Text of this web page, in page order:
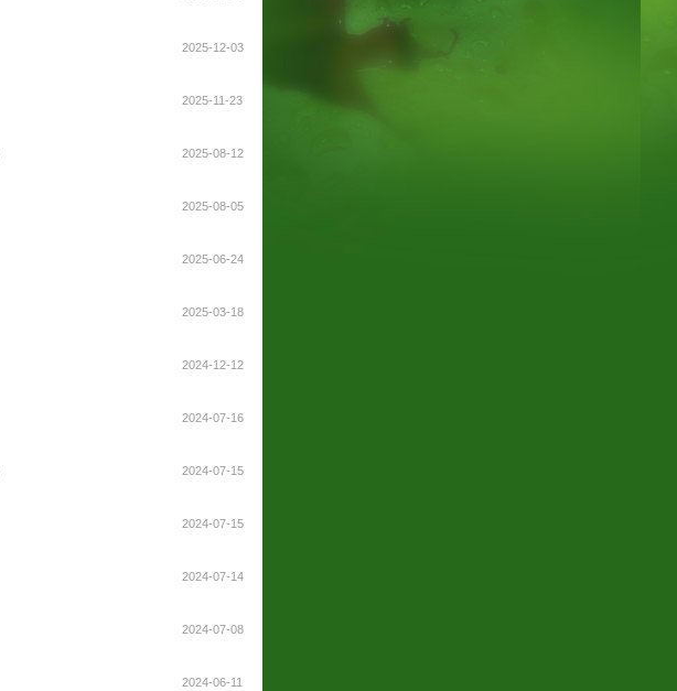
2025-12-03
2025-11-23
2025-08-12
2025-08-05
2025-06-24
2025-03-18
2024-12-12
2024-07-16
2024-07-15
2024-07-15
2024-07-14
2024-07-08
2024-06-11